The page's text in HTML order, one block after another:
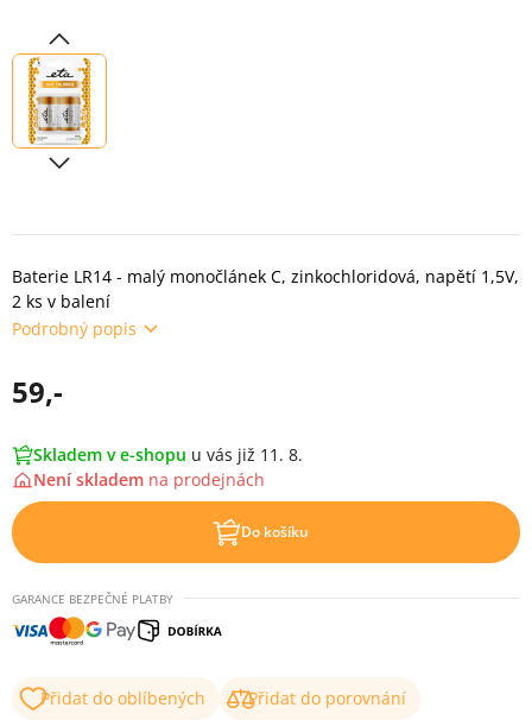
Baterie LR14 - malý monočlánek C, zinkochloridová, napětí 1,5V,
2 ks v balení
Podrobný popis
59,-
Skladem v e-shopu u vás již 11. 8.
Není skladem na prodejnách
Do košíku
GARANCE BEZPEČNÉ PLATBY
Přidat do oblíbených
Přidat do porovnání